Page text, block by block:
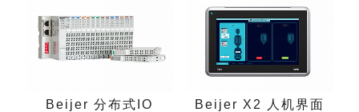
Beijer 分布式IO Beijer X2 人机界面